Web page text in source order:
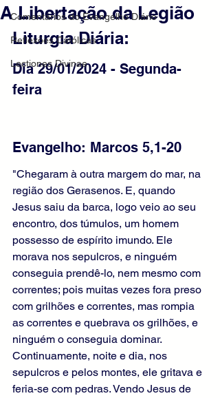
Comentários do Evangelho Diário
Reflexões Católicas
Lectiones Divinae
A Libertação da Legião
Liturgia Diária:
Dia 29/01/2024 - Segunda-
feira
Evangelho: Marcos 5,1-20
"Chegaram à outra margem do mar, na
região dos Gerasenos. E, quando
Jesus saiu da barca, logo veio ao seu
encontro, dos túmulos, um homem
possesso de espírito imundo. Ele
morava nos sepulcros, e ninguém
conseguia prendê-lo, nem mesmo com
correntes; pois muitas vezes fora preso
com grilhões e correntes, mas rompia
as correntes e quebrava os grilhões, e
ninguém o conseguia dominar.
Continuamente, noite e dia, nos
sepulcros e pelos montes, ele gritava e
feria-se com pedras. Vendo Jesus de